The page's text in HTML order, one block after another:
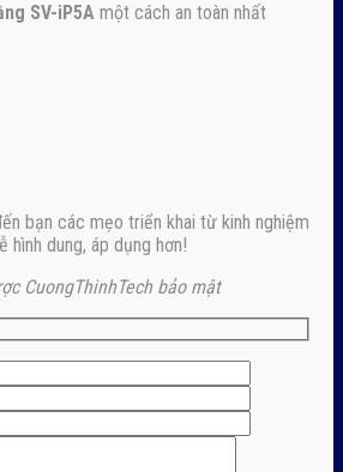
SV-iP5A một cách an toàn nhất
bạn các mẹo triển khai từ kinh nghiệm
hình dung, áp dụng hơn!
CuongThinhTech bảo mật